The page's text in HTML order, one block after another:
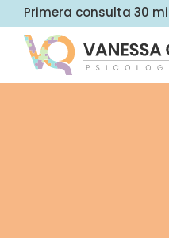
Primera consulta 30